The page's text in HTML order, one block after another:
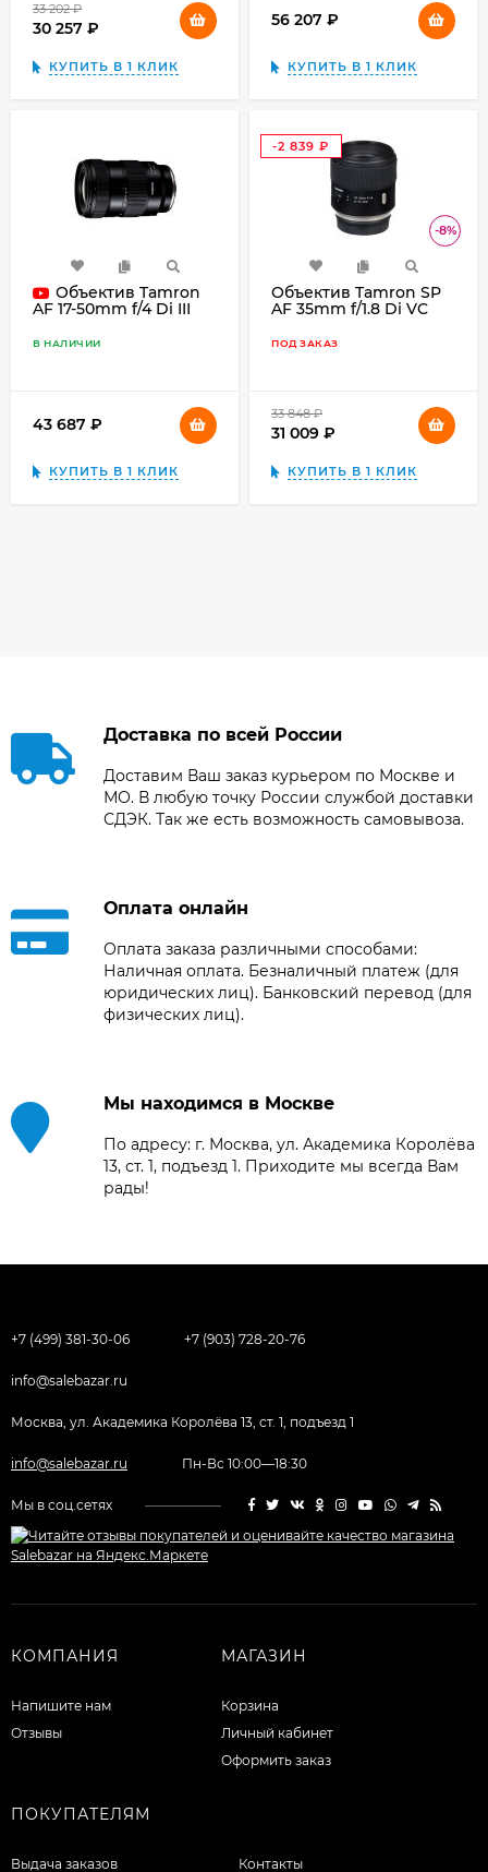
33 202
30 257
КУПИТЬ В 1 КЛИК
56 207
КУПИТЬ В 1 КЛИК
Объектив Tamron
AF 17-50mm f/4 Di III
В НАЛИЧИИ
43 687
КУПИТЬ В 1 КЛИК
-8%
-2 839
Объектив Tamron SP
AF 35mm f/1.8 Di VC
чёрный
ПОД ЗАКАЗ
33 848
31 009
КУПИТЬ В 1 КЛИК
Доставка по всей России
Доставим Ваш заказ курьером по Москве и
МО. В любую точку России службой доставки
СДЭК. Так же есть возможность самовывоза.
Оплата онлайн
Оплата заказа различными способами:
Наличная оплата. Безналичный платеж (для
юридических лиц). Банковский перевод (для
физических лиц).
Мы находимся в Москве
По адресу: г. Москва, ул. Академика Королёва
13, ст. 1, подъезд 1. Приходите мы всегда Вам
рады!
+7 (499) 381-30-06 +7 (903) 728-20-76
info@salebazar.ru
Москва, ул. Академика Королёва 13, ст. 1, подъезд 1
info@salebazar.ru Пн-Вс 10:00—18:30
Мы в соц.сетях
КОМПАНИЯ
Напишите нам
Отзывы
МАГАЗИН
Корзина
Личный кабинет
Оформить заказ
ПОКУПАТЕЛЯМ
Выдача заказов Контакты